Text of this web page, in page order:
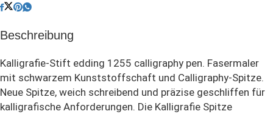
Beschreibung
Kalligrafie-Stift edding 1255 calligraphy pen. Fasermaler
mit schwarzem Kunststoffschaft und Calligraphy-Spitze.
Neue Spitze, weich schreibend und präzise geschliffen für
kalligrafische Anforderungen. Die Kalligrafie Spitze